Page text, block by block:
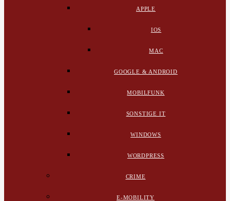
APPLE
IOS
MAC
GOOGLE & ANDROID
MOBILFUNK
SONSTIGE IT
WINDOWS
WORDPRESS
CRIME
E-MOBILITY